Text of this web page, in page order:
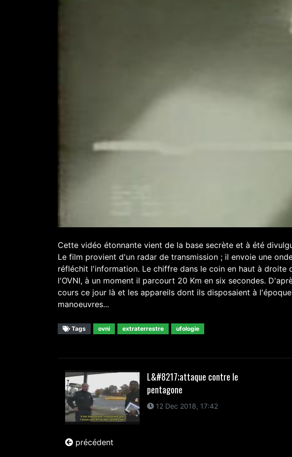
Cette vidéo étonnante vient de la base secrète et à été
Le film provient d'un radar de transmission ; il envoie une
réfléchit l'information. Le chiffre dans le coin en haut à droite
l'OVNI, à un moment il parcourt 20 Km en six secondes.
cours ce jour là et les appareils dont ils disposaient à
manoeuvres...
Tags ovni extraterrestre ufologie
L&#8217;attaque contre le
pentagone
12 Dec 2018, 17:42
précédent